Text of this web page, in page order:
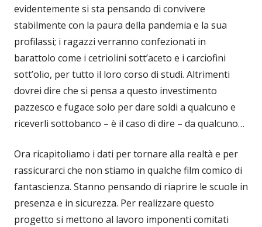
evidentemente si sta pensando di convivere
stabilmente con la paura della pandemia e la sua
profilassi; i ragazzi verranno confezionati in
barattolo come i cetriolini sott’aceto e i carciofini
sott’olio, per tutto il loro corso di studi. Altrimenti
dovrei dire che si pensa a questo investimento
pazzesco e fugace solo per dare soldi a qualcuno e
riceverli sottobanco – è il caso di dire – da qualcuno…
Ora ricapitoliamo i dati per tornare alla realtà e per
rassicurarci che non stiamo in qualche film comico di
fantascienza. Stanno pensando di riaprire le scuole in
presenza e in sicurezza. Per realizzare questo
progetto si mettono al lavoro imponenti comitati